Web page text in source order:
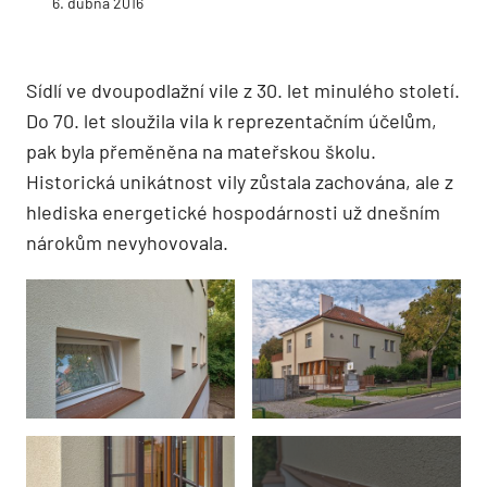
Sídlí ve dvoupodlažní vile z 30. let minulého století.
Do 70. let sloužila vila k reprezentačním účelům,
pak byla přeměněna na mateřskou školu.
Historická unikátnost vily zůstala zachována, ale z
hlediska energetické hospodárnosti už dnešním
nárokům nevyhovovala.